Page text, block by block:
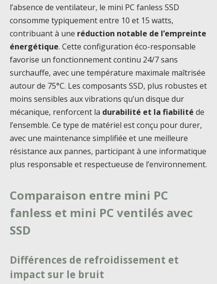
l’absence de ventilateur, le mini PC fanless SSD
consomme typiquement entre 10 et 15 watts,
contribuant à une réduction notable de l’empreinte
énergétique. Cette configuration éco-responsable
favorise un fonctionnement continu 24/7 sans
surchauffe, avec une température maximale maîtrisée
autour de 75°C. Les composants SSD, plus robustes et
moins sensibles aux vibrations qu’un disque dur
mécanique, renforcent la durabilité et la fiabilité de
l’ensemble. Ce type de matériel est conçu pour durer,
avec une maintenance simplifiée et une meilleure
résistance aux pannes, participant à une informatique
plus responsable et respectueuse de l’environnement.
Comparaison entre mini PC
fanless et mini PC ventilés avec
SSD
Différences de refroidissement et
impact sur le bruit